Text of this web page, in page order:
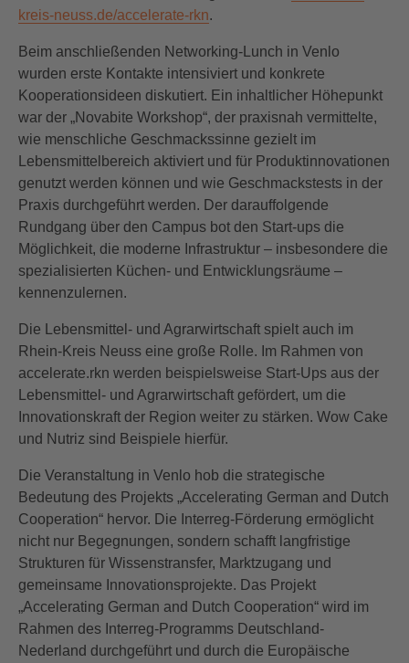
kreis-neuss.de/accelerate-rkn.
Beim anschließenden Networking-Lunch in Venlo
wurden erste Kontakte intensiviert und konkrete
Kooperationsideen diskutiert. Ein inhaltlicher Höhepunkt
war der „Novabite Workshop“, der praxisnah vermittelte,
wie menschliche Geschmackssinne gezielt im
Lebensmittelbereich aktiviert und für Produktinnovationen
genutzt werden können und wie Geschmackstests in der
Praxis durchgeführt werden. Der darauffolgende
Rundgang über den Campus bot den Start-ups die
Möglichkeit, die moderne Infrastruktur – insbesondere die
spezialisierten Küchen- und Entwicklungsräume –
kennenzulernen.
Die Lebensmittel- und Agrarwirtschaft spielt auch im
Rhein-Kreis Neuss eine große Rolle. Im Rahmen von
accelerate.rkn werden beispielsweise Start-Ups aus der
Lebensmittel- und Agrarwirtschaft gefördert, um die
Innovationskraft der Region weiter zu stärken. Wow Cake
und Nutriz sind Beispiele hierfür.
Die Veranstaltung in Venlo hob die strategische
Bedeutung des Projekts „Accelerating German and Dutch
Cooperation“ hervor. Die Interreg-Förderung ermöglicht
nicht nur Begegnungen, sondern schafft langfristige
Strukturen für Wissenstransfer, Marktzugang und
gemeinsame Innovationsprojekte. Das Projekt
„Accelerating German and Dutch Cooperation“ wird im
Rahmen des Interreg-Programms Deutschland-
Nederland durchgeführt und durch die Europäische